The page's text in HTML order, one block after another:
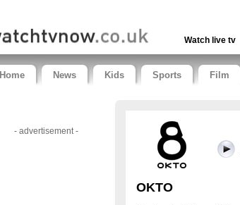
Watch live tv
Home News Kids Sports Film
- advertisement -
OKTO